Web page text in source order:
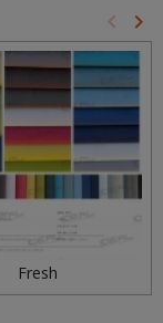
keyboard_arrow_left keyboard_arrow_right
Fresh